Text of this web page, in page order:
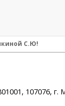
С.Ю!
107076, г.